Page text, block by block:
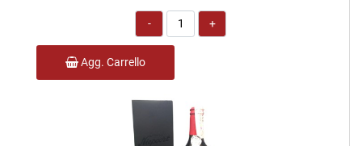
Quantità
Agg. Carrello